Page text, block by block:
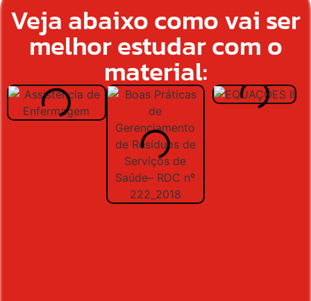
Veja abaixo como vai ser
melhor estudar com o
material: